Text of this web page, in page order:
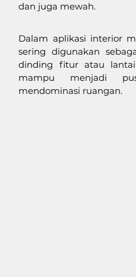
dan juga mewah.
Dalam aplikasi interior
sering digunakan
dinding fitur atau
mampu menjadi
mendominasi ruangan.